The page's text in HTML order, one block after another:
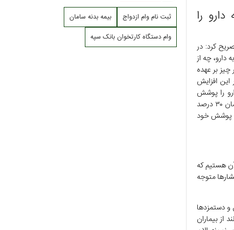
را
کرد: در
چه از
بر عهده
افزایش
از این بیمه ۷۰ درصد هزینه دارو را پوشش
می‌داده و ۳۰ درصد بر عهده بیمار بوده است، اکنون که قیمت دارو افزایش یافته، همان ۳۰ درصد
پوشش خود
هستیم که
متوجه
و دستمزد‌ها
از بیماران
ثبت نام وام ازدواج
بیمه بدنه سامان
وام دستگاه کارتخوان بانک سپه